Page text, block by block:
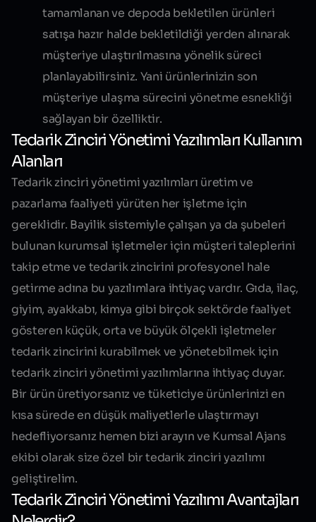
tamamlanan ve depoda bekletilen ürünleri
satışa hazır halde bekletildiği yerden alınarak
müşteriye ulaştırılmasına yönelik süreci
planlayabilirsiniz. Yani ürünlerinizin son
müşteriye ulaşma sürecini yönetme esnekliği
sağlayan bir özelliktir.
Tedarik Zinciri Yönetimi Yazılımları Kullanım
Alanları
Tedarik zinciri yönetimi yazılımları üretim ve
pazarlama faaliyeti yürüten her işletme için
gereklidir. Bayilik sistemiyle çalışan ya da şubeleri
bulunan kurumsal işletmeler için müşteri taleplerini
takip etme ve tedarik zincirini profesyonel hale
getirme adına bu yazılımlara ihtiyaç vardır. Gıda, ilaç,
giyim, ayakkabı, kimya gibi birçok sektörde faaliyet
gösteren küçük, orta ve büyük ölçekli işletmeler
tedarik zincirini kurabilmek ve yönetebilmek için
tedarik zinciri yönetimi yazılımlarına ihtiyaç duyar.
Bir ürün üretiyorsanız ve tüketiciye ürünlerinizi en
kısa sürede en düşük maliyetlerle ulaştırmayı
hedefliyorsanız hemen bizi arayın ve Kumsal Ajans
ekibi olarak size özel bir tedarik zinciri yazılımı
geliştirelim.
Tedarik Zinciri Yönetimi Yazılımı Avantajları